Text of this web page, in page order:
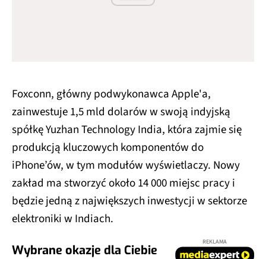
Foxconn, główny podwykonawca Apple'a,
zainwestuje 1,5 mld dolarów w swoją indyjską
spółkę Yuzhan Technology India, która zajmie się
produkcją kluczowych komponentów do
iPhone’ów, w tym modułów wyświetlaczy. Nowy
zakład ma stworzyć około 14 000 miejsc pracy i
będzie jedną z największych inwestycji w sektorze
elektroniki w Indiach.
Wybrane okazje dla Ciebie
REKLAMA